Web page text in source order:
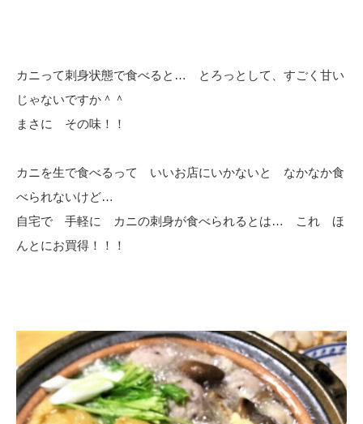
カニって刺身状態で食べると… とろっとして、すごく甘い
じゃないですか＾＾
まさに その味！！
カニを生で食べるって いいお店にいかないと なかなか食
べられないけど…
自宅で 手軽に カニの刺身が食べられるとは… これ ほ
んとにお買得！！！